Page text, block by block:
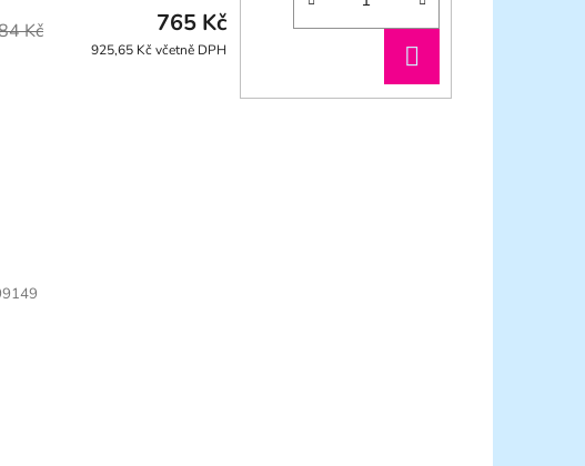
Kč 765 Kč
925,65 Kč včetně DPH
KOŠÍKU